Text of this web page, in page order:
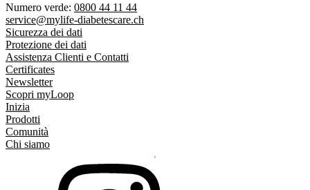
Numero verde: 0800 44 11 44
service@mylife-diabetescare.ch
Sicurezza dei dati
Protezione dei dati
Assistenza Clienti e Contatti
Certificates
Newsletter
Scopri myLoop
Inizia
Prodotti
Comunità
Chi siamo